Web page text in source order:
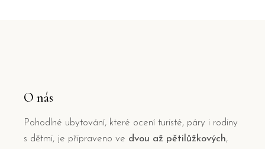
O nás
Pohodlné ubytování, které ocení turisté, páry i rodiny
s dětmi, je připraveno ve dvou až pětilůžkových,